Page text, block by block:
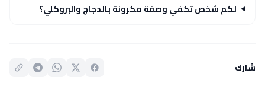
لكم شخص تكفي وصفة مكرونة بالدجاج والبروكلي؟
شارك